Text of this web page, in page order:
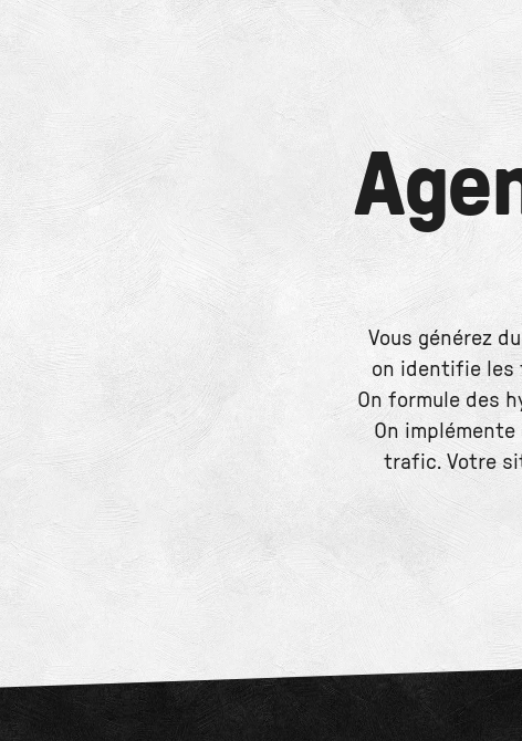
Vous générez
on identifie les
On formule des
On
trafic. Votre